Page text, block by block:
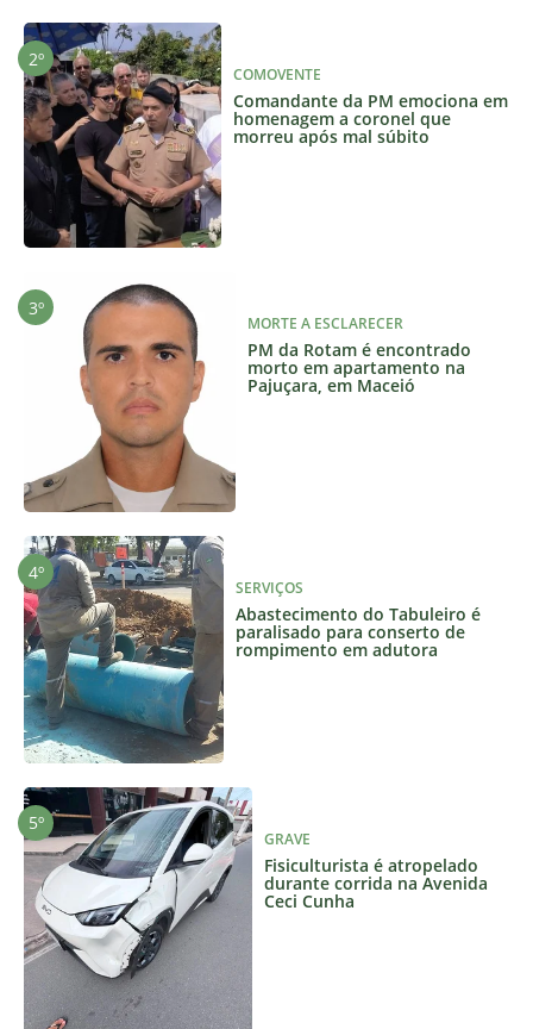
COMOVENTE
Comandante da PM emociona em
homenagem a coronel que
morreu após mal súbito
MORTE A ESCLARECER
PM da Rotam é encontrado
morto em apartamento na
Pajuçara, em Maceió
SERVIÇOS
Abastecimento do Tabuleiro é
paralisado para conserto de
rompimento em adutora
GRAVE
Fisiculturista é atropelado
durante corrida na Avenida
Ceci Cunha